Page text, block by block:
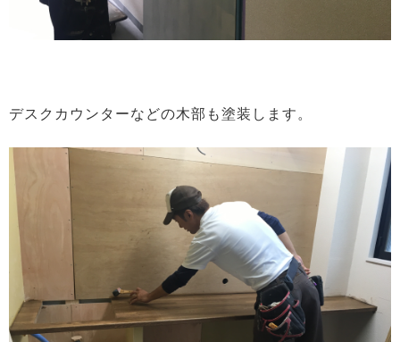
デスクカウンターなどの木部も塗装します。